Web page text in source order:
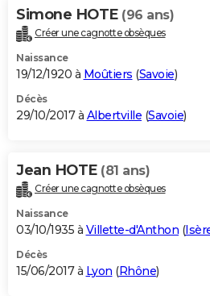
Simone HOTE (96 ans)
Créer une cagnotte obsèques
Naissance
19/12/1920 à Moûtiers (Savoie)
Décès
29/10/2017 à Albertville (Savoie)
Jean HOTE (81 ans)
Créer une cagnotte obsèques
Naissance
03/10/1935 à Villette-d'Anthon (
Décès
15/06/2017 à Lyon (Rhône)